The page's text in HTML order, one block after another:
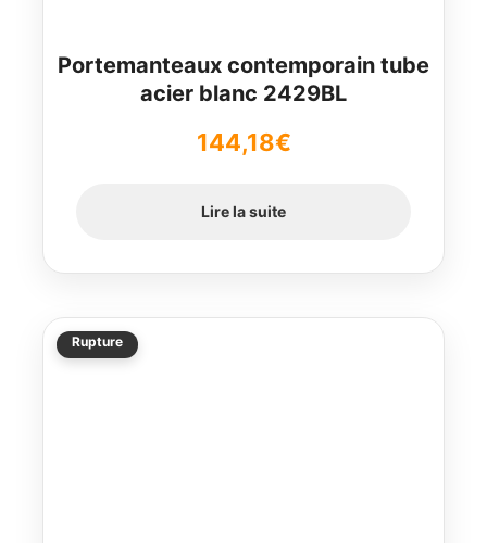
Portemanteaux contemporain tube
acier blanc 2429BL
144,18€
Lire la suite
Rupture